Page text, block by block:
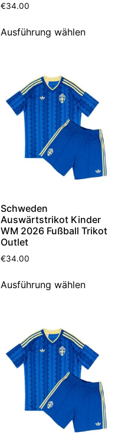
€34.00
Ausführung wählen
Schweden
Auswärtstrikot Kinder
WM 2026 Fußball Trikot
Outlet
€34.00
Ausführung wählen